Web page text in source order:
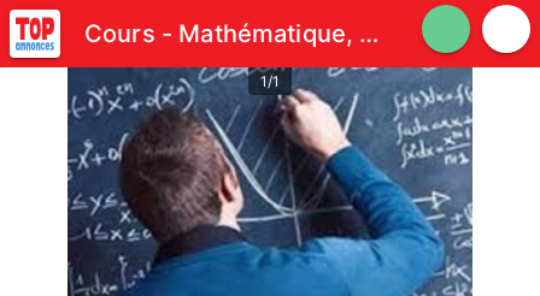
Cours - Mathématique, Physique, Mécanique, Électronique
1/1